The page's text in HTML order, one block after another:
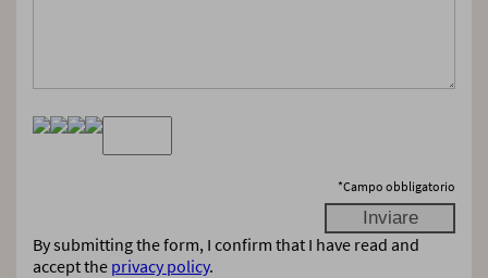
*Campo obbligatorio
By submitting the form, I confirm that I have read and
accept the privacy policy.